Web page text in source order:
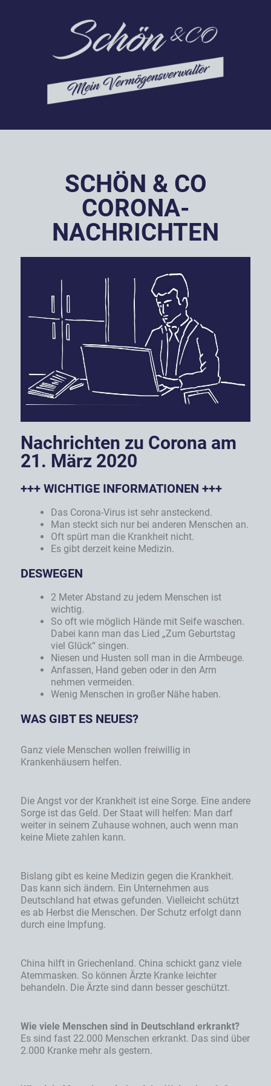
SCHÖN & CO
CORONA-
NACHRICHTEN
Nachrichten zu Corona am
21. März 2020
+++ WICHTIGE INFORMATIONEN +++
Das Corona-Virus ist sehr ansteckend.
Man steckt sich nur bei anderen Menschen an.
Oft spürt man die Krankheit nicht.
Es gibt derzeit keine Medizin.
DESWEGEN
2 Meter Abstand zu jedem Menschen ist
wichtig.
So oft wie möglich Hände mit Seife waschen.
Dabei kann man das Lied „Zum Geburtstag
viel Glück“ singen.
Niesen und Husten soll man in die Armbeuge.
Anfassen, Hand geben oder in den Arm
nehmen vermeiden.
Wenig Menschen in großer Nähe haben.
WAS GIBT ES NEUES?
Ganz viele Menschen wollen freiwillig in
Krankenhäusern helfen.
Die Angst vor der Krankheit ist eine Sorge. Eine andere
Sorge ist das Geld. Der Staat will helfen: Man darf
weiter in seinem Zuhause wohnen, auch wenn man
keine Miete zahlen kann.
Bislang gibt es keine Medizin gegen die Krankheit.
Das kann sich ändern. Ein Unternehmen aus
Deutschland hat etwas gefunden. Vielleicht schützt
es ab Herbst die Menschen. Der Schutz erfolgt dann
durch eine Impfung.
China hilft in Griechenland. China schickt ganz viele
Atemmasken. So können Ärzte Kranke leichter
behandeln. Die Ärzte sind dann besser geschützt.
Wie viele Menschen sind in Deutschland erkrankt?
Es sind fast 22.000 Menschen erkrankt. Das sind über
2.000 Kranke mehr als gestern.